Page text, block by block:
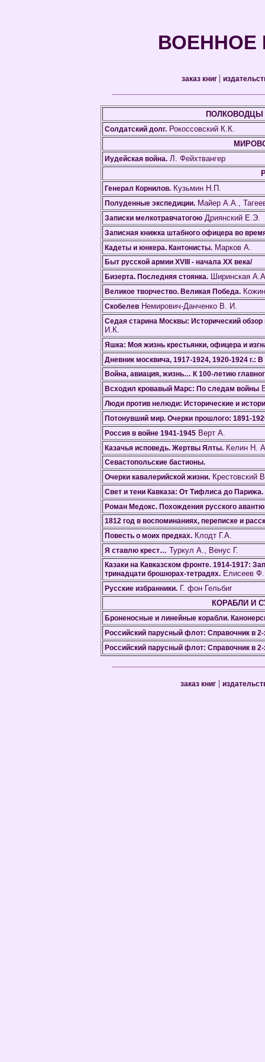
ВОЕННОЕ
заказ книг |
ПОЛКОВОДЦЫ
Солдатский долг. Рокоссовский К.К.
Иудейская война. Л. Фейхтвангер
Генерал Корнилов. Кузьмин Н.П.
Полуденные экспедиции. Майер А.А.,
Записки мелкотравчатогою Дриянский Е.Э.
Записная книжка штабного офицера во
Кадеты и юнкера. Кантонисты. Марков А.
Быт русской армии XVIII - начала XX века/
Бизерта. Последняя стоянка. Ширинская
Великое творчество. Великая Победа.
Скобелев Немирович-Данченко В. И.
Седая старина Москвы: Исторический
И.К.
Яшка: Моя жизнь крестьянки, офицера и
Дневник москвича, 1917-1924, 1920-1924 г.: В
Война, авиация, жизнь… К 100-летию
Всходил кровавый Марс: По следам войны
Люди против нелюди: Исторические и
Потонувший мир. Очерки прошлого: 1891-
Россия в войне 1941-1945 Верт А.
Казачья исповедь. Жертвы Ялты. Келин Н.
Севастопольские бастионы.
Очерки кавалерийской жизни. Крестовский
Свет и тени Кавказа: От Тифлиса до Парижа.
Роман Медокс. Похождения русского
1812 год в воспоминаниях, переписке и
Повесть о моих предках. Клодт Г.А.
Я ставлю крест… Туркул А., Венус Г.
Казаки на Кавказском фронте. 1914-1917:
тринадцати брошюрах-тетрадях. Елисеев
Русские избранники. Г. фон Гельбиг
КОРАБЛИ И
Броненосные и линейные корабли.
Российский парусный флот: Справочник в 2-
Российский парусный флот: Справочник в 2-
заказ книг |